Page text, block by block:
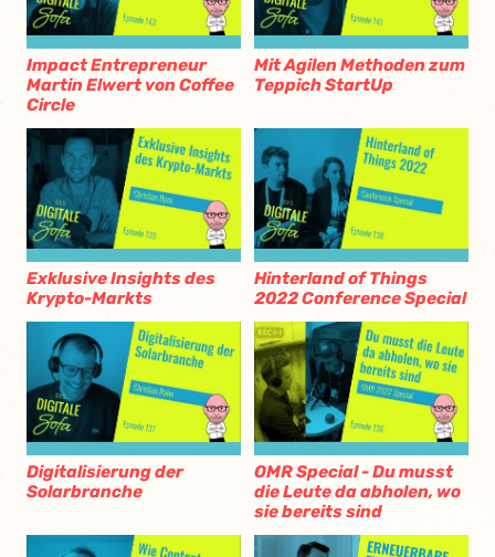
Impact Entrepreneur
Martin Elwert von Coffee
Circle
Mit Agilen Methoden zum
Teppich StartUp
Exklusive Insights des
Krypto-Markts
Hinterland of Things
2022 Conference Special
Digitalisierung der
Solarbranche
OMR Special - Du musst
die Leute da abholen, wo
sie bereits sind